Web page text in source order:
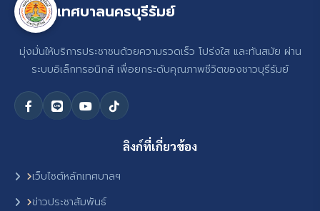
เทศบาลนครบุรีรัมย์
มุ่งมั่นให้บริการประชาชนด้วยความรวดเร็ว โปร่งใส และทันสมัย ผ่าน
ระบบอิเล็กทรอนิกส์ เพื่อยกระดับคุณภาพชีวิตของชาวบุรีรัมย์
ลิงก์ที่เกี่ยวข้อง
เว็บไซต์หลักเทศบาลฯ
ข่าวประชาสัมพันธ์